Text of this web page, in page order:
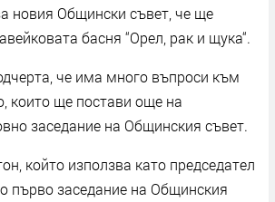
новия Общински съвет, че ще
басня “Орел, рак и щука“.
че има много въпроси към
които ще постави още на
заседание на Общинския съвет.
който използва като председател
първо заседание на Общинския